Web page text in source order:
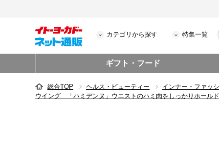
カテゴリから探す 特集一覧
ギフト・フード
総合TOP ヘルス・ビューティー
インナー・ファッ
ウイング 「ハミデンヌ」ウエストのハミ肉をしっかりホール